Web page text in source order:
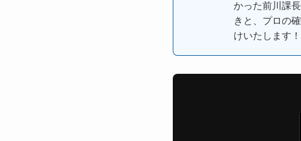
かった前川課
きと、プロの
けいたします！